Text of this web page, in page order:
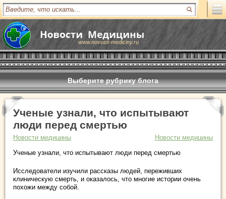
www.novosti-mediciny.ru
Выберите рубрику блога
Ученые узнали, что испытывают
люди перед смертью
Новости медицины
Новости медицины
Ученые узнали, что испытывают люди перед смертью
Исследователи изучили рассказы людей, переживших
клиническую смерть, и оказалось, что многие истории очень
похожи между собой.